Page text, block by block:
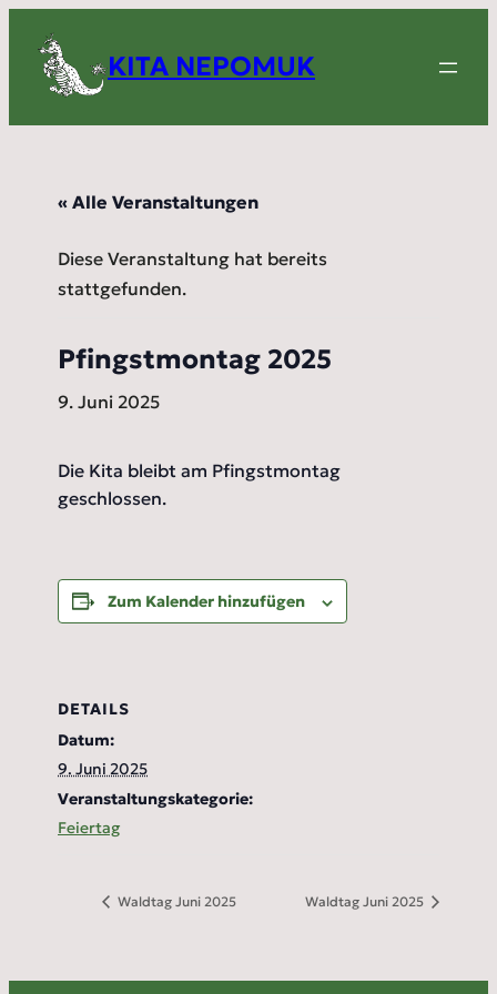
KITA NEPOMUK
« Alle Veranstaltungen
Diese Veranstaltung hat bereits
stattgefunden.
Pfingstmontag 2025
9. Juni 2025
Die Kita bleibt am Pfingstmontag
geschlossen.
Zum Kalender hinzufügen
DETAILS
Datum:
9. Juni 2025
Veranstaltungskategorie:
Feiertag
Waldtag Juni 2025 Waldtag Juni 2025